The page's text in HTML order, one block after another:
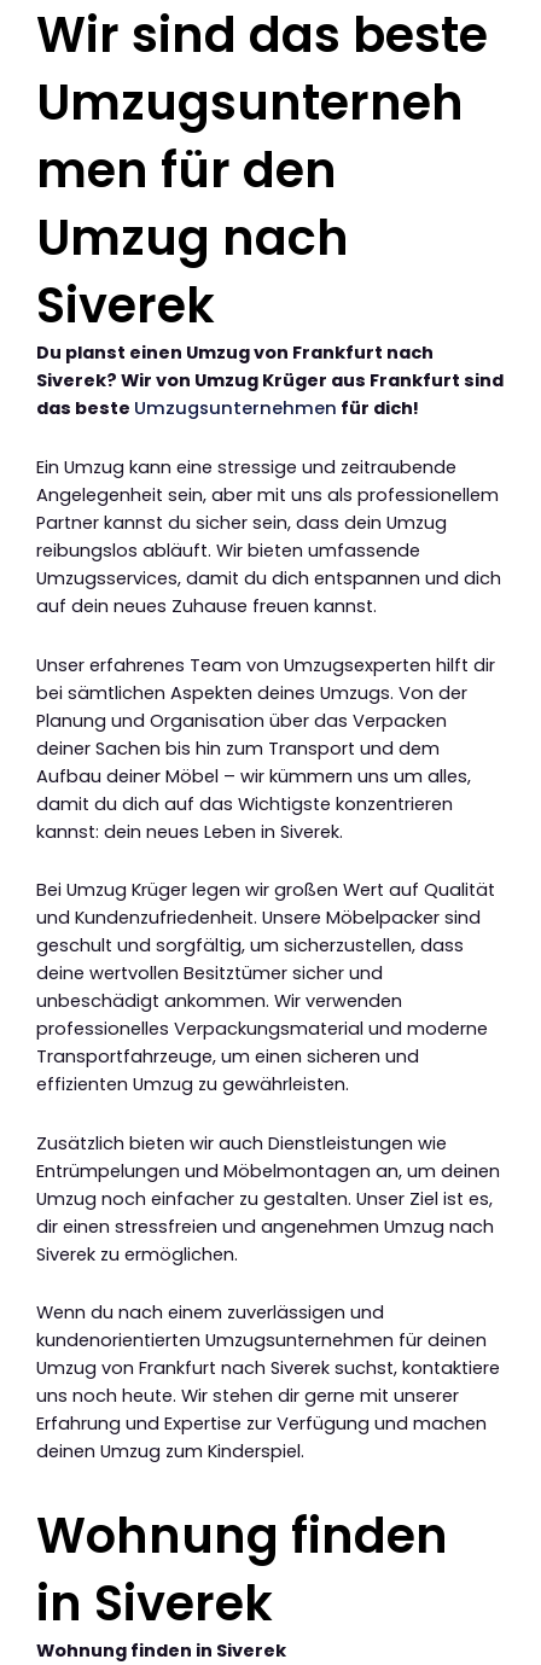
Wir sind das beste
Umzugsunterneh
men für den
Umzug nach
Siverek
Du planst einen Umzug von Frankfurt nach
Siverek? Wir von Umzug Krüger aus Frankfurt sind
das beste Umzugsunternehmen für dich!
Ein Umzug kann eine stressige und zeitraubende
Angelegenheit sein, aber mit uns als professionellem
Partner kannst du sicher sein, dass dein Umzug
reibungslos abläuft. Wir bieten umfassende
Umzugsservices, damit du dich entspannen und dich
auf dein neues Zuhause freuen kannst.
Unser erfahrenes Team von Umzugsexperten hilft dir
bei sämtlichen Aspekten deines Umzugs. Von der
Planung und Organisation über das Verpacken
deiner Sachen bis hin zum Transport und dem
Aufbau deiner Möbel – wir kümmern uns um alles,
damit du dich auf das Wichtigste konzentrieren
kannst: dein neues Leben in Siverek.
Bei Umzug Krüger legen wir großen Wert auf Qualität
und Kundenzufriedenheit. Unsere Möbelpacker sind
geschult und sorgfältig, um sicherzustellen, dass
deine wertvollen Besitztümer sicher und
unbeschädigt ankommen. Wir verwenden
professionelles Verpackungsmaterial und moderne
Transportfahrzeuge, um einen sicheren und
effizienten Umzug zu gewährleisten.
Zusätzlich bieten wir auch Dienstleistungen wie
Entrümpelungen und Möbelmontagen an, um deinen
Umzug noch einfacher zu gestalten. Unser Ziel ist es,
dir einen stressfreien und angenehmen Umzug nach
Siverek zu ermöglichen.
Wenn du nach einem zuverlässigen und
kundenorientierten Umzugsunternehmen für deinen
Umzug von Frankfurt nach Siverek suchst, kontaktiere
uns noch heute. Wir stehen dir gerne mit unserer
Erfahrung und Expertise zur Verfügung und machen
deinen Umzug zum Kinderspiel.
Wohnung finden
in Siverek
Wohnung finden in Siverek